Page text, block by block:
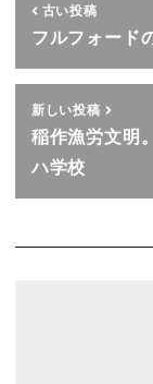
古い投稿
フルフォード
新しい投稿
稲作漁労文明
ハ学校